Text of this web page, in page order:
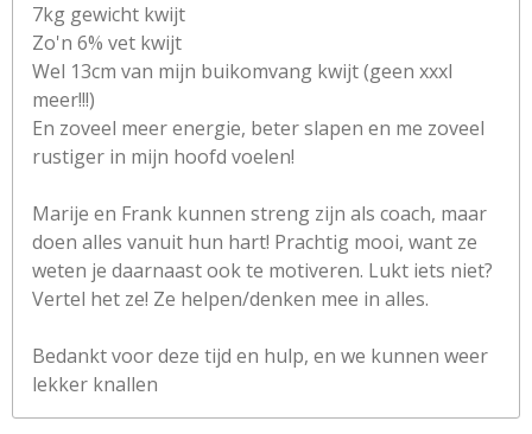
7kg gewicht kwijt
Zo'n 6% vet kwijt
Wel 13cm van mijn buikomvang kwijt (geen xxxl
meer!!!)
En zoveel meer energie, beter slapen en me zoveel
rustiger in mijn hoofd voelen!
Marije en Frank kunnen streng zijn als coach, maar
doen alles vanuit hun hart! Prachtig mooi, want ze
weten je daarnaast ook te motiveren. Lukt iets niet?
Vertel het ze! Ze helpen/denken mee in alles.
Bedankt voor deze tijd en hulp, en we kunnen weer
lekker knallen